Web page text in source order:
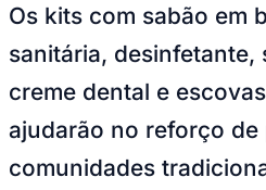
Os kits com sabão em
sanitária, desinfetante,
creme dental e
ajudarão no reforço
comunidades